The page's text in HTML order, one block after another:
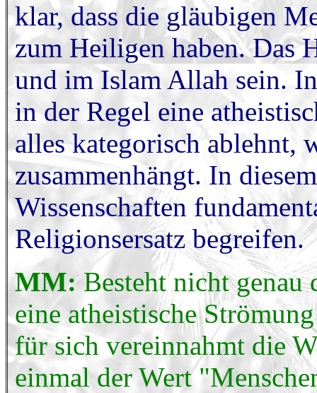
klar, dass die gläubigen
zum Heiligen haben. Das
und im Islam Allah sein.
in der Regel eine
alles kategorisch ablehnt,
zusammenhängt. In
Wissenschaften
Religionsersatz begreifen.
MM: Besteht nicht genau
eine atheistische
für sich vereinnahmt die
einmal der Wert